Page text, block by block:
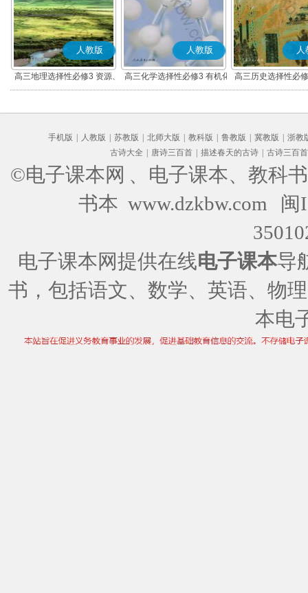
人教版
高三地理选择性必修3 资源、
环境与国家安全
人教版
高三化学选择性必修3 有机化
学基础
人
高三历史选择性必
流与传播(部
手机版 人教版 苏教版 北师大版 教科版 鲁教版 冀教版
浙教
古诗大全
唐诗三百首 描述春天的古诗 古诗三百首
©电子课本网 、电子课本、教科
书本 www.dzkbw.com
闽
电子课本网提供在线电子课本导
书，包括语文、数学、英语、物
本电